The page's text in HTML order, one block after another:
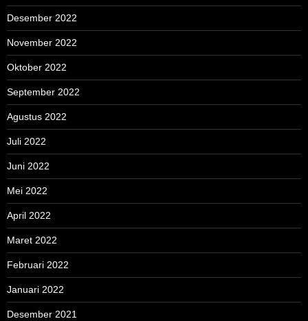
Desember 2022
November 2022
Oktober 2022
September 2022
Agustus 2022
Juli 2022
Juni 2022
Mei 2022
April 2022
Maret 2022
Februari 2022
Januari 2022
Desember 2021